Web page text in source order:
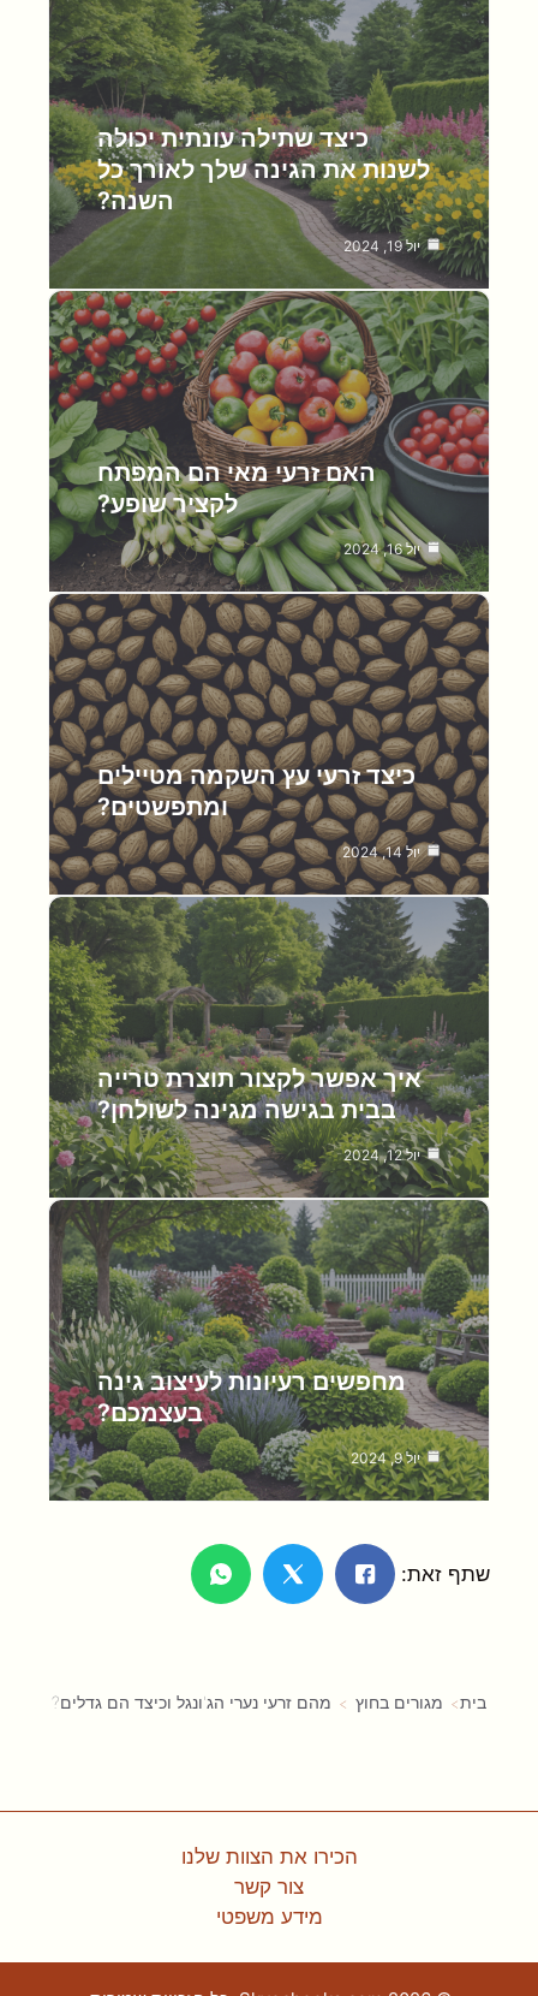
כיצד שתילה עונתית יכולה
לשנות את הגינה שלך לאורך כל
השנה?
יול 19, 2024
האם זרעי מאי הם המפתח
לקציר שופע?
יול 16, 2024
כיצד זרעי עץ השקמה מטיילים
ומתפשטים?
יול 14, 2024
איך אפשר לקצור תוצרת טרייה
בבית בגישה מגינה לשולחן?
יול 12, 2024
מחפשים רעיונות לעיצוב גינה
בעצמכם?
יול 9, 2024
שתף זאת:
בית מגורים בחוץ מהם זרעי נערי הג'ונגל וכיצד הם גדלים?
הכירו את הצוות שלנו
צור קשר
מידע משפטי